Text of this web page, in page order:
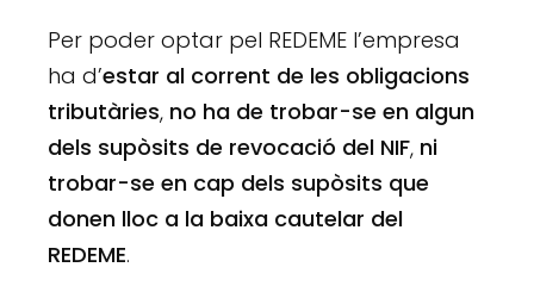
Per poder optar pel REDEME l’empresa
ha d’estar al corrent de les obligacions
tributàries, no ha de trobar-se en algun
dels supòsits de revocació del NIF, ni
trobar-se en cap dels supòsits que
donen lloc a la baixa cautelar del
REDEME.